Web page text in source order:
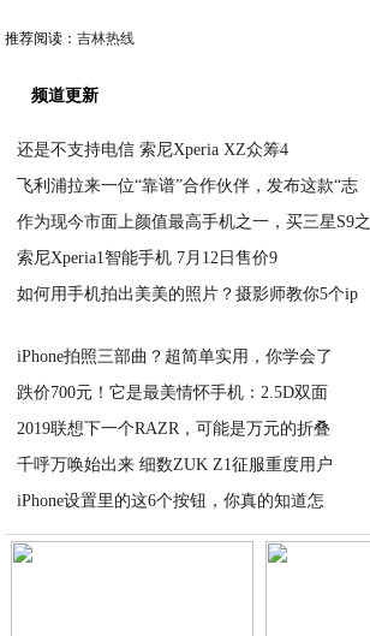
推荐阅读：吉林热线
频道更新
还是不支持电信 索尼Xperia XZ众筹4
飞利浦拉来一位“靠谱”合作伙伴，发布这款“志
作为现今市面上颜值最高手机之一，买三星S9之
索尼Xperia1智能手机 7月12日售价9
如何用手机拍出美美的照片？摄影师教你5个ip
iPhone拍照三部曲？超简单实用，你学会了
跌价700元！它是最美情怀手机：2.5D双面
2019联想下一个RAZR，可能是万元的折叠
千呼万唤始出来 细数ZUK Z1征服重度用户
iPhone设置里的这6个按钮，你真的知道怎